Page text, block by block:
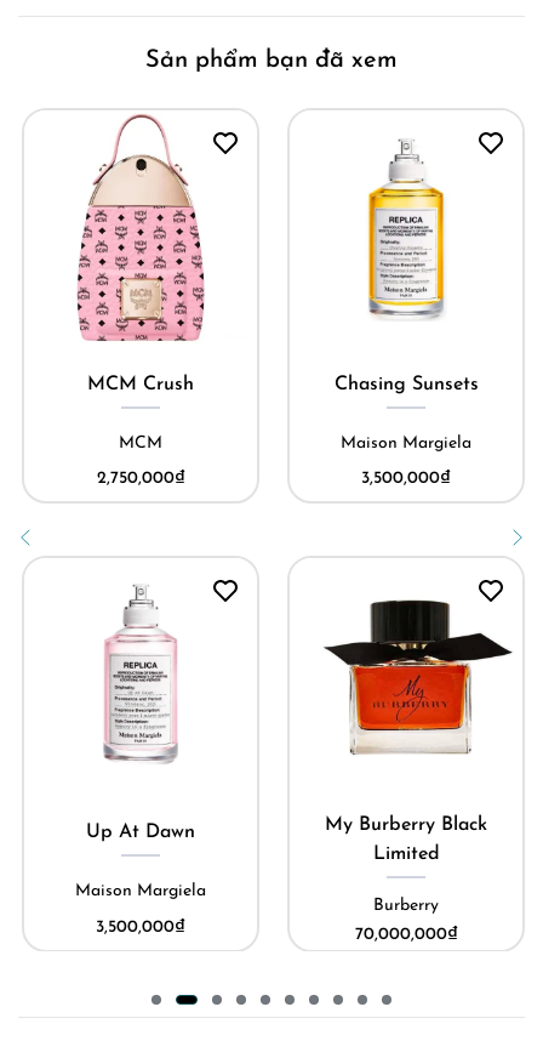
Sản phẩm bạn đã xem
MCM Crush
MCM
2,750,000₫
Up At Dawn
Maison Margiela
3,500,000₫
Chasing Sunsets
Maison Margiela
3,500,000₫
My Burberry Black
Limited
Burberry
70,000,000₫